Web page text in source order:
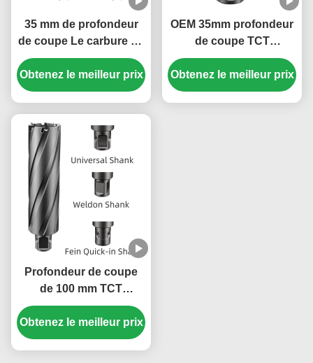
35 mm de profondeur
de coupe Le carbure de
tungstène à pointe
annulaire de coupe
avec 18 mm de Fein
Obtenez le meilleur prix
OEM 35mm profondeur
de coupe TCT
coupeuse annulaire
19.05mm coupeuse
annulaire à tiges
Obtenez le meilleur prix
Profondeur de coupe
de 100 mm TCT
Coupeuse annulaire 65
mm Diamètre de coupe
Obtenez le meilleur prix